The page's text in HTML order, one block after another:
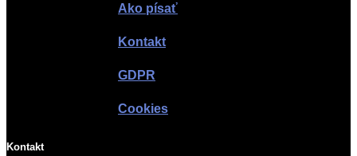
Ako písať
Kontakt
GDPR
Cookies
Kontakt